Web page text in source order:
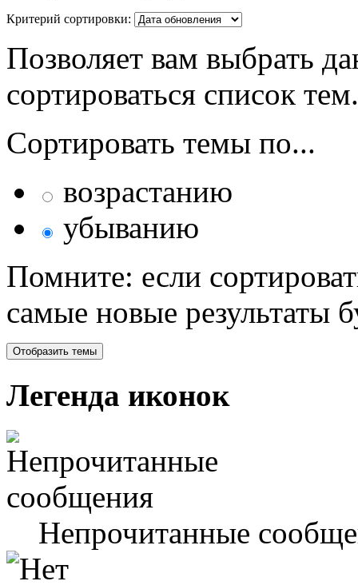
Критерий сортировки:
Позволяет вам выбрать
сортироваться список тем.
Сортировать темы по...
возрастанию
убыванию
Помните: если
самые новые результаты
Легенда иконок
Непрочитанные